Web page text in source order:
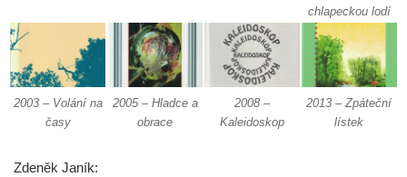
chlapeckou lodí
2003 – Volání na
časy
2005 – Hladce a
obrace
2008 –
Kaleidoskop
2013 – Zpáteční
lístek
Zdeněk Janík: